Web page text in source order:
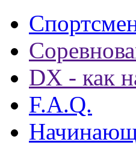
DX - как
F.A.Q.